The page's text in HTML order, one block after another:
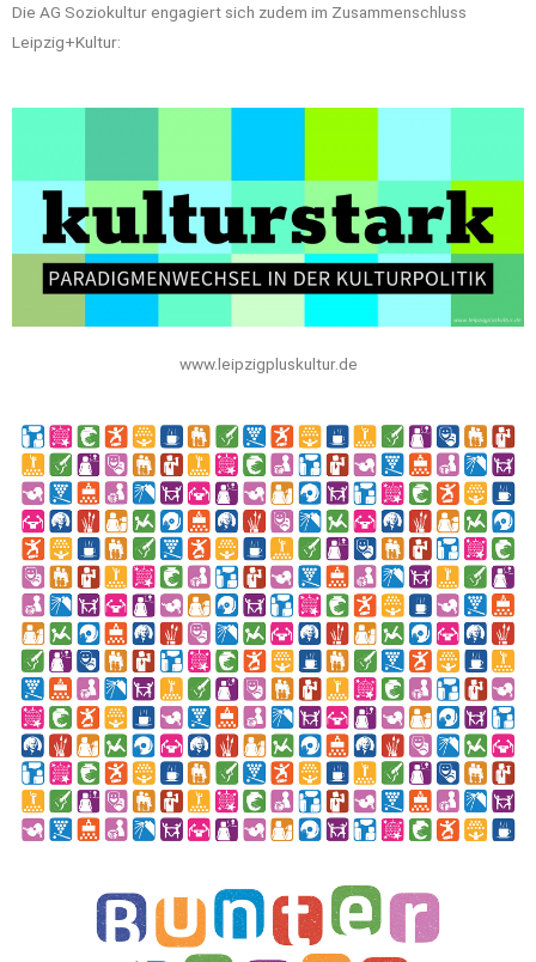
Die AG Soziokultur engagiert sich zudem im Zusammenschluss
Leipzig+Kultur:
www.leipzigpluskultur.de